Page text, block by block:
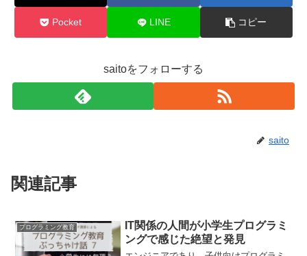
Pocket LINE コピー
saitoをフォローする
saito
関連記事
プログラミング教育
IT関係の人間が小学生プログラミ
ングで感じた絶望と発見